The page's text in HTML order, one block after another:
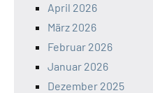
April 2026
März 2026
Februar 2026
Januar 2026
Dezember 2025